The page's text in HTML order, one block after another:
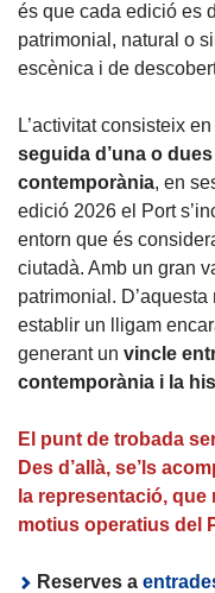
és que cada edició es
patrimonial, natural o
escènica i de
L’activitat consisteix
seguida d’una o
contemporània, en
edició 2026 el Port
entorn que és
ciutadà. Amb un gran
patrimonial.
establir un lligam
generant un vincle
contemporània i la
El punt de trobada
Des d’allà, se’ls
la representació,
motius operatius del
Reserves a